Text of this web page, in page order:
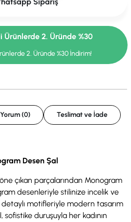
Ürünlerde 2. Üründe %30
2. Üründe %30 İndirim!
Yorum (0) Teslimat ve İade
Desen Şal
çıkan parçalarından Monogram
desenleriyle stilinize incelik ve
motifleriyle modern tasarım
duruşuyla her kadının